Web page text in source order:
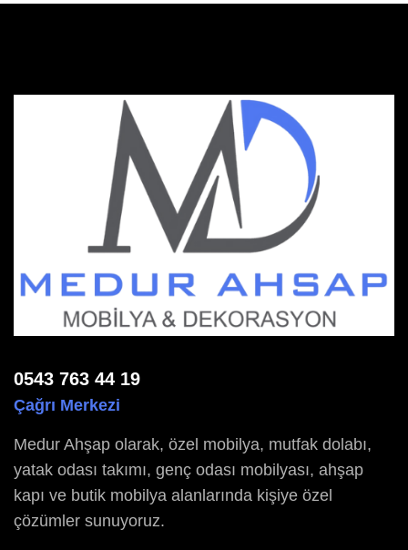
0543 763 44 19
Çağrı Merkezi
Medur Ahşap olarak, özel mobilya, mutfak dolabı,
yatak odası takımı, genç odası mobilyası, ahşap
kapı ve butik mobilya alanlarında kişiye özel
çözümler sunuyoruz.